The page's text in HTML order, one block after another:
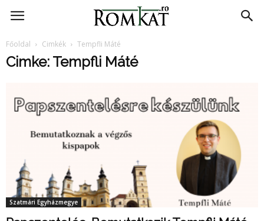
RomKat.ro
Főoldal Cimkék Tempfli Máté
Cimke: Tempfli Máté
Szatmári Egyházmegye